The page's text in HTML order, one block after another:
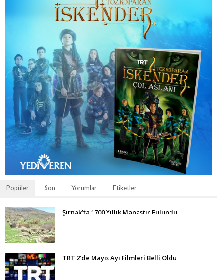
Popüler Son Yorumlar Etiketler
Şırnak’ta 1700 Yıllık Manastır Bulundu
TRT 2’de Mayıs Ayı Filmleri Belli Oldu